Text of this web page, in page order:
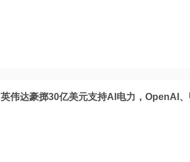
英伟达豪掷30亿美元支持AI电力，OpenAI、